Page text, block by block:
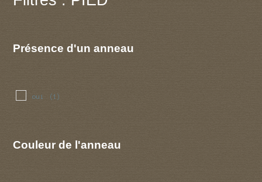
Présence d'un anneau
oui (1)
Couleur de l'anneau